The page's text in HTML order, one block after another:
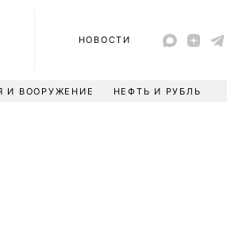
НОВОСТИ
И ВООРУЖЕНИЕ НЕФТЬ И РУБЛЬ